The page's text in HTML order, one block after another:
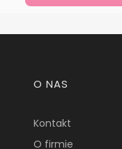
Linki w stopce
O NAS
Kontakt
O firmie